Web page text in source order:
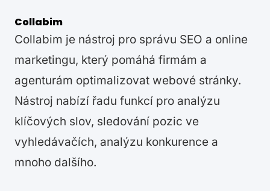
Collabim
Collabim je nástroj pro správu SEO a online
marketingu, který pomáhá firmám a
agenturám optimalizovat webové stránky.
Nástroj nabízí řadu funkcí pro analýzu
klíčových slov, sledování pozic ve
vyhledávačích, analýzu konkurence a
mnoho dalšího.